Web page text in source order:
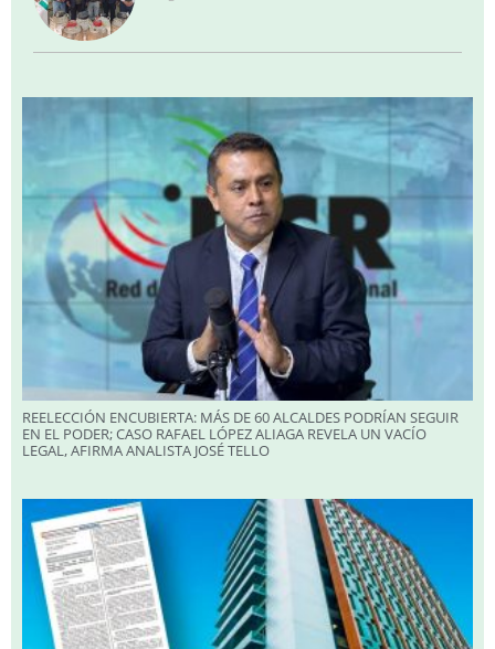
REELECCIÓN ENCUBIERTA: MÁS DE 60 ALCALDES PODRÍAN SEGUIR
EN EL PODER; CASO RAFAEL LÓPEZ ALIAGA REVELA UN VACÍO
LEGAL, AFIRMA ANALISTA JOSÉ TELLO